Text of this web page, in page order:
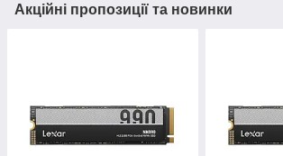
Акційні пропозиції та новинки